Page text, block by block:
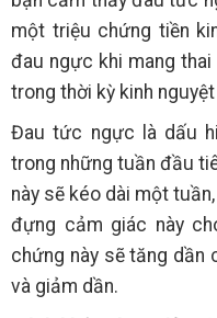
một triệu chứng tiền
đau ngực khi mang
trong thời kỳ kinh
Đau tức ngực là dấu
trong những tuần đầu
này sẽ kéo dài một
đựng cảm giác này
chứng này sẽ tăng dần
và giảm dần.